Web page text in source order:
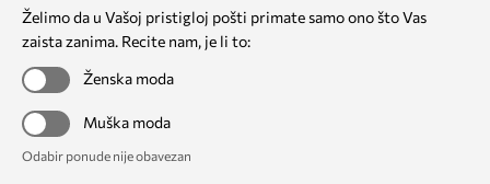
Želimo da u Vašoj pristigloj pošti primate samo ono što Vas
zaista zanima. Recite nam, je li to:
Ženska moda
Muška moda
Odabir ponude nije obavezan